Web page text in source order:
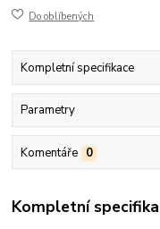
Do oblíbených
Kompletní specifikace
Parametry
Komentáře 0
Kompletní